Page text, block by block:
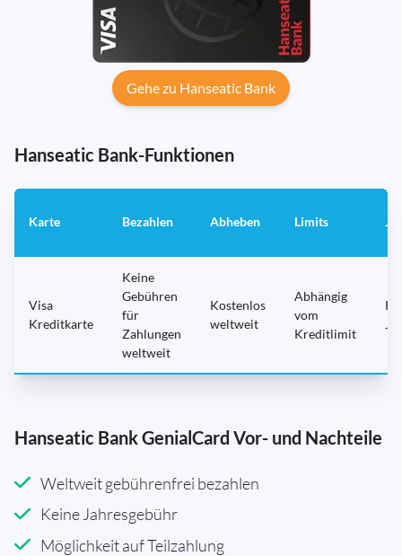
Gehe zu Hanseatic Bank
Hanseatic Bank-Funktionen
Karte Bezahlen Abheben Limits
Visa
Kreditkarte
Keine
Gebühren
für
Zahlungen
weltweit
Kostenlos
weltweit
Abhängig
vom
Kreditlimit
Hanseatic Bank GenialCard Vor- und Nachteile
Weltweit gebührenfrei bezahlen
Keine Jahresgebühr
Möglichkeit auf Teilzahlung